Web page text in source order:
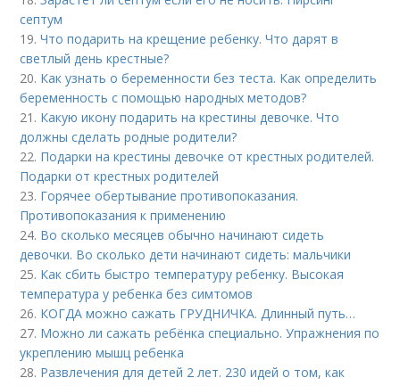
септум
19.Что подарить на крещение ребенку. Что дарят в
светлый день крестные?
20. Как узнать о беременности без теста. Как определить
беременность с помощью народных методов?
21. Какую икону подарить на крестины девочке. Что
должны сделать родные родители?
22. Подарки на крестины девочке от крестных родителей.
Подарки от крестных родителей
23. Горячее обертывание противопоказания.
Противопоказания к применению
24. Во сколько месяцев обычно начинают сидеть
девочки. Во сколько дети начинают сидеть: мальчики
25. Как сбить быстро температуру ребенку. Высокая
температура у ребенка без симтомов
26. КОГДА можно сажать ГРУДНИЧКА. Длинный путь…
27. Можно ли сажать ребёнка специально. Упражнения по
укреплению мышц ребенка
28. Развлечения для детей 2 лет. 230 идей о том, как